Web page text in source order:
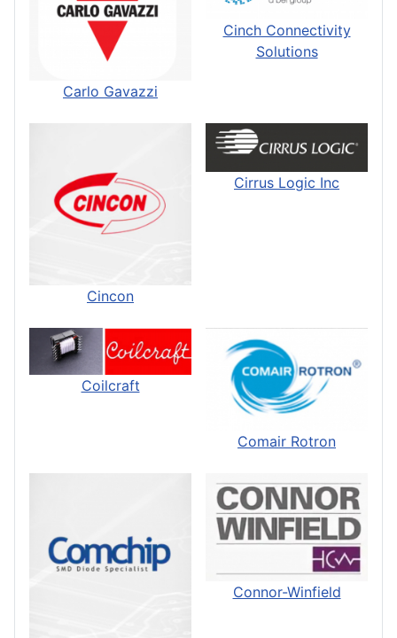
Carlo Gavazzi
Cinch Connectivity
Solutions
Cincon
Cirrus Logic Inc
Coilcraft
Comair Rotron
Connor-Winfield